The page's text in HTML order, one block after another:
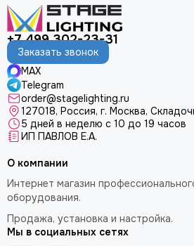
+7 499 302-23-31
Заказать звонок
MAX
Telegram
order@stagelighting.ru
127018, Россия, г. Москва,
5 дней в неделю с 10 до 19 часов
ИП ПАВЛОВ Е.А.
О компании
Интернет магазин
оборудования.
Продажа, установка и настройка.
Мы в социальных сетях